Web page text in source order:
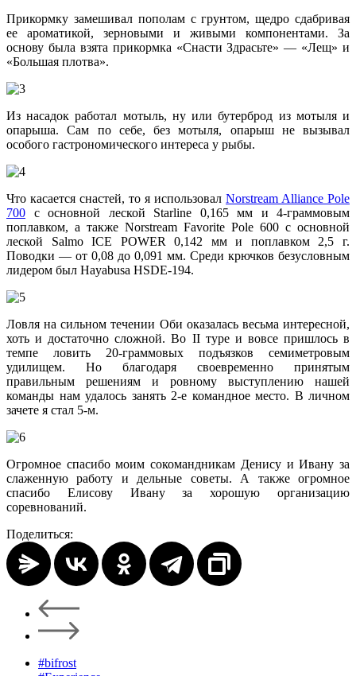
Прикормку замешивал пополам с грунтом, щедро сдабривая
ее ароматикой, зерновыми и живыми компонентами. За
основу была взята прикормка «Снасти Здрасьте» — «Лещ» и
«Большая плотва».
Из насадок работал мотыль, ну или бутерброд из мотыля и
опарыша. Сам по себе, без мотыля, опарыш не вызывал
особого гастрономического интереса у рыбы.
Что касается снастей, то я использовал Norstream Alliance Pole
700 с основной леской Starline 0,165 мм и 4-граммовым
поплавком, а также Norstream Favorite Pole 600 с основной
леской Salmo ICE POWER 0,142 мм и поплавком 2,5 г.
Поводки — от 0,08 до 0,091 мм. Среди крючков безусловным
лидером был Hayabusa HSDE-194.
Ловля на сильном течении Оби оказалась весьма интересной,
хоть и достаточно сложной. Во II туре и вовсе пришлось в
темпе ловить 20-граммовых подъязков семиметровым
удилищем. Но благодаря своевременно принятым
правильным решениям и ровному выступлению нашей
команды нам удалось занять 2-е командное место. В личном
зачете я стал 5-м.
Огромное спасибо моим сокомандникам Денису и Ивану за
слаженную работу и дельные советы. А также огромное
спасибо Елисову Ивану за хорошую организацию
соревнований.
Поделиться:
#bifrost